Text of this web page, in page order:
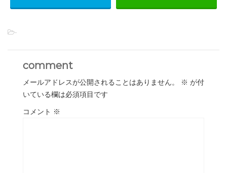
-
comment
メールアドレスが公開されることはありません。 ※ が付
いている欄は必須項目です
コメント ※